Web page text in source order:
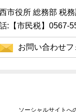
市役所 総務部 税務
:【市民税】0567-
お問い合わせフ
ソーシャルサイトへ